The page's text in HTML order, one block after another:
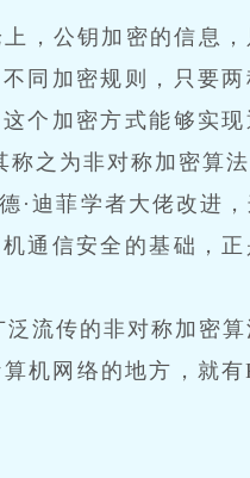
，公钥加密的信息，
同加密规则，只要两
个加密方式能够实现
之为非对称加密算法
·迪菲学者大佬改进
通信安全的基础，正
流传的非对称加密算
机网络的地方，就有